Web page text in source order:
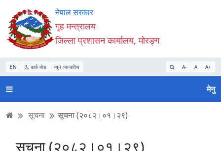
Accessibility
Mode
सुरु
गर्नुहोस्
सामाग्री
पढ्नुहाेस्
नेभिगेसन
पढ्नुहाेस्
वेबसाइट
खोजमा
जानुहोस्
नेपाल सरकार
गृह मन्त्रालय
जिल्ला प्रशासन कार्यालय, मोरङ्ग
EN डार्क मोड न्यून व्यान्डविथ A- A A+
मेनु
सूचना सूचना (२०८२।०१।२९)
सूचना (२०८२।०१।२९)